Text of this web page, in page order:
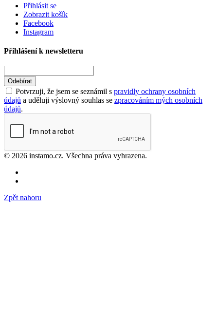
Přihlásit se
Zobrazit košík
Facebook
Instagram
Přihlášení k newsletteru
Odebírat
Potvrzuji, že jsem se seznámil s pravidly ochrany osobních
údajů a uděluji výslovný souhlas se zpracováním mých osobních
údajů.
© 2026 instamo.cz. Všechna práva vyhrazena.
Zpět nahoru